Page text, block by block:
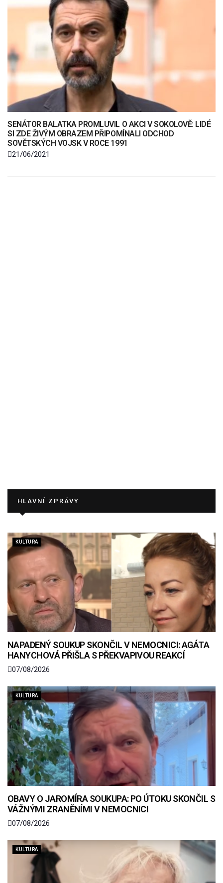
SENÁTOR BALATKA PROMLUVIL O AKCI V SOKOLOVĚ: LIDÉ
SI ZDE ŽIVÝM OBRAZEM PŘIPOMÍNALI ODCHOD
SOVĚTSKÝCH VOJSK V ROCE 1991
21/06/2021
HLAVNÍ ZPRÁVY
KULTURA
NAPADENÝ SOUKUP SKONČIL V NEMOCNICI: AGÁTA
HANYCHOVÁ PŘIŠLA S PŘEKVAPIVOU REAKCÍ
07/08/2026
KULTURA
OBAVY O JAROMÍRA SOUKUPA: PO ÚTOKU SKONČIL S
VÁŽNÝMI ZRANĚNÍMI V NEMOCNICI
07/08/2026
KULTURA